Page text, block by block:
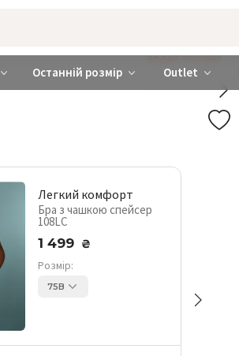
Останній розмір Outlet
ДОДАЙ ТРУСИКИ
Легкий комфорт
Бра з чашкою спейсер
108LC
1 499 ₴
Розмір:
75B